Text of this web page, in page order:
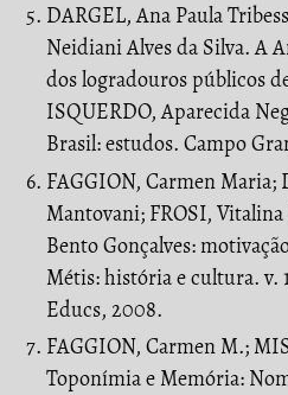
DARGEL, Ana Paula
Neidiani Alves da Silva. A
dos logradouros públicos
ISQUERDO, Aparecida
Brasil: estudos. Campo
FAGGION, Carmen Maria;
Mantovani; FROSI,
Bento Gonçalves:
Métis: história e cultura. v.
Educs, 2008.
FAGGION, Carmen M.;
Toponímia e Memória: